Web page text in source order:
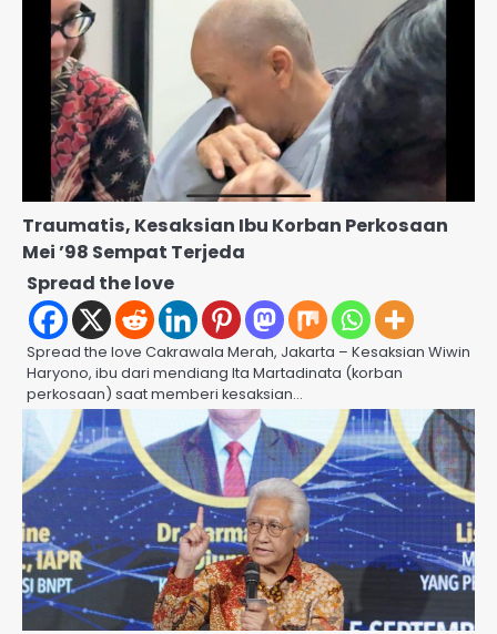
Traumatis, Kesaksian Ibu Korban Perkosaan
Mei ’98 Sempat Terjeda
Spread the love
Spread the love Cakrawala Merah, Jakarta – Kesaksian Wiwin
Haryono, ibu dari mendiang Ita Martadinata (korban
perkosaan) saat memberi kesaksian…